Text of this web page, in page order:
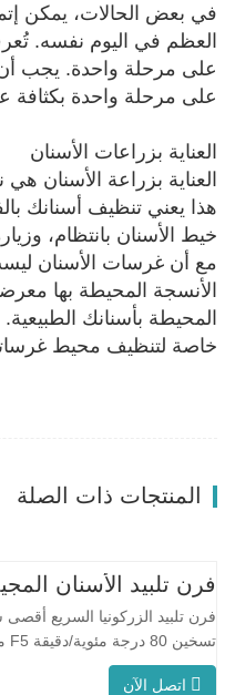
في بعض الحالات، يمكن
العظم في اليوم نفسه.
على مرحلة واحدة. يجب أن
على مرحلة واحدة
العناية بزراعات الأسنان
العناية بزراعة الأسنان هي
هذا يعني تنظيف أسنانك
خيط الأسنان بانتظام،
مع أن غرسات الأسنان
الأنسجة المحيطة بها
المحيطة بأسنانك
خاصة لتنظيف محيط
المنتجات ذات الصلة
فرن تلبيد الزركونيا السريع
مبتكرة درجة حرارة الفرن الموحدة
اتصل الآن